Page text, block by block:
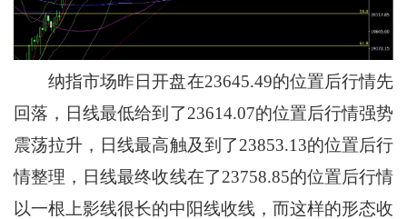
纳指市场昨日开盘在23645.49的位置后行情先
回落，日线最低给到了23614.07的位置后行情强势
震荡拉升，日线最高触及到了23853.13的位置后行
情整理，日线最终收线在了23758.85的位置后行情
以一根上影线很长的中阳线收线，而这样的形态收